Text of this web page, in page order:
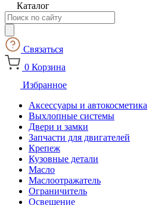
Каталог
Поиск
товаров
Связаться
0 Корзина
Избранное
Аксессуары и автокосметика
Выхлопные системы
Двери и замки
Запчасти для двигателей
Крепеж
Кузовные детали
Масло
Маслоотражатель
Ограничитель
Освещение